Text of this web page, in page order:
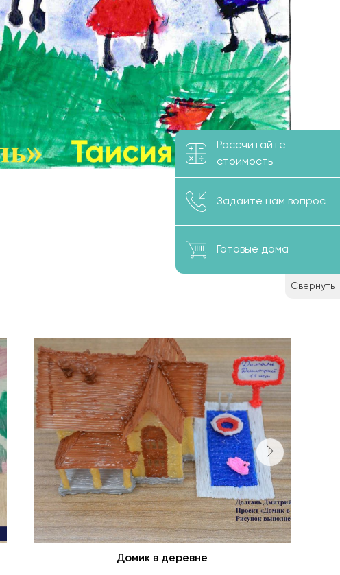
Домик в деревне
Рассчитайте
стоимость
Задайте нам вопрос
Готовые дома
Свернуть